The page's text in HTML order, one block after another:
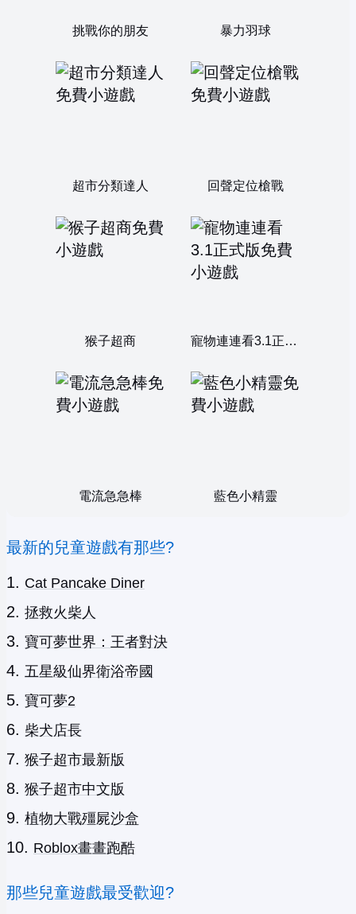
挑戰你的朋友 暴力羽球
超市分類達人 回聲定位槍戰
猴子超商 寵物連連看3.1正式版
電流急急棒 藍色小精靈
最新的兒童遊戲有那些?
Cat Pancake Diner
拯救火柴人
寶可夢世界：王者對決
五星級仙界衛浴帝國
寶可夢2
柴犬店長
猴子超市最新版
猴子超市中文版
植物大戰殭屍沙盒
Roblox畫畫跑酷
那些兒童遊戲最受歡迎?